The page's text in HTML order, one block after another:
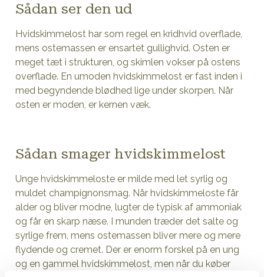
Sådan ser den ud
Hvidskimmelost har som regel en kridhvid overflade,
mens ostemassen er ensartet gullighvid. Osten er
meget tæt i strukturen, og skimlen vokser på ostens
overflade. En umoden hvidskimmelost er fast inden i
med begyndende blødhed lige under skorpen. Når
osten er moden, er kernen væk.
Sådan smager hvidskimmelost
Unge hvidskimmeloste er milde med let syrlig og
muldet champignonsmag. Når hvidskimmeloste får
alder og bliver modne, lugter de typisk af ammoniak
og får en skarp næse. I munden træder det salte og
syrlige frem, mens ostemassen bliver mere og mere
flydende og cremet. Der er enorm forskel på en ung
og en gammel hvidskimmelost, men når du køber